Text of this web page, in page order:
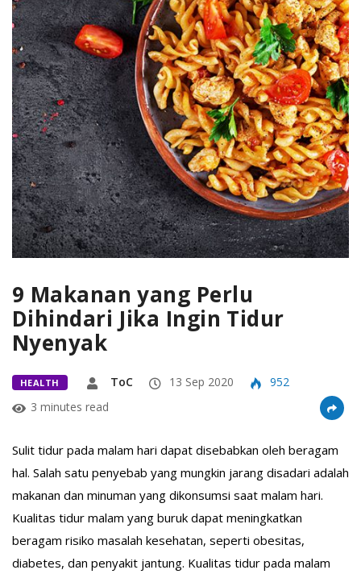
9 Makanan yang Perlu
Dihindari Jika Ingin Tidur
Nyenyak
HEALTH ToC 13 Sep 2020
952
3 minutes read
Sulit tidur pada malam hari dapat disebabkan oleh beragam
hal. Salah satu penyebab yang mungkin jarang disadari adalah
makanan dan minuman yang dikonsumsi saat malam hari.
Kualitas tidur malam yang buruk dapat meningkatkan
beragam risiko masalah kesehatan, seperti obesitas,
diabetes, dan penyakit jantung. Kualitas tidur pada malam